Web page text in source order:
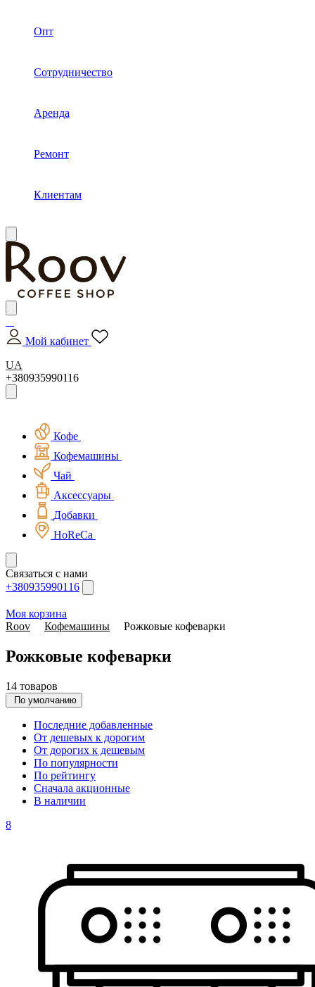
Опт
Сотрудничество
Аренда
Ремонт
Клиентам
Мой кабинет
UA
+380935990116
Кофе
Кофемашины
Чай
Аксессуары
Добавки
HoReCa
Связаться с нами
+380935990116
Моя корзина
Roov
Кофемашины Рожковые кофеварки
Рожковые кофеварки
14 товаров
По умолчанию
Последние добавленные
От дешевых к дорогим
От дорогих к дешевым
По популярности
По рейтингу
Сначала акционные
В наличии
8